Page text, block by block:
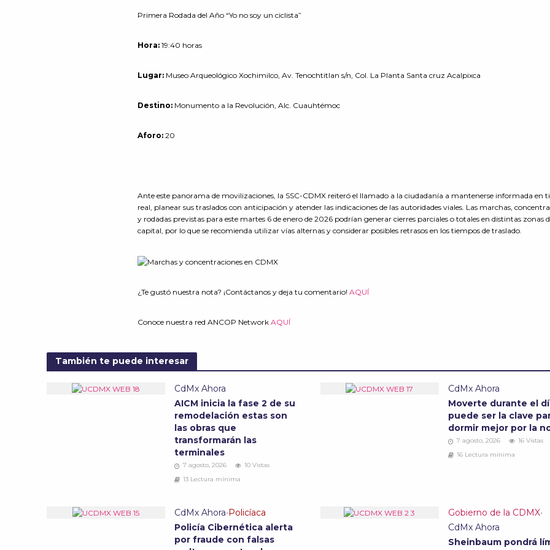
Primera Rodada del Año “Yo no soy un ciclista”
Hora: 19:40 horas
Lugar: Museo Arqueológico Xochimilco, Av. Tenochtitlan s/n, Col. La Planta Santa cruz Acalpixca
Destino: Monumento a la Revolución, Alc. Cuauhtémoc
Aforo:20
Ante este panorama de movilizaciones, la SSC-CDMX reiteró el llamado a la ciudadanía a mantenerse informada en
real, planear sus traslados con anticipación y atender las indicaciones de las autoridades viales. Las marchas,
y rodadas previstas para este martes 6 de enero de 2026 podrían generar cierres parciales o totales en distintas zonas
capital, por lo que se recomienda utilizar vías alternas y considerar posibles retrasos en los tiempos de traslado.
¿Te gustó nuestra nota? ¡Contáctanos y deja tu comentario!AQUÍ
Conoce nuestra red ANCOP NetworkAQUÍ
También te puede interesar
CdMx Ahora
AICM inicia la fase 2 de su
remodelación estas son
las obras que
transformarán las
terminales
7 agosto, 2026
10 Vistas
13 Lectura mínima
CdMx Ahora
Moverte durante el
puede ser la clave
dormir mejor por la
7 agosto, 2026
16 Vistas
16 Lectura mínima
CdMx Ahora•Policíaca
Policía Cibernética alerta
por fraude con falsas
Gobierno de la CDMX•
CdMx Ahora
Sheinbaum pondrá